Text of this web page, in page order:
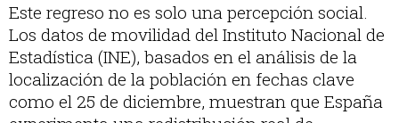
Este regreso no es solo una percepción social.
Los datos de movilidad del Instituto Nacional de
Estadística (INE), basados en el análisis de la
localización de la población en fechas clave
como el 25 de diciembre, muestran que España